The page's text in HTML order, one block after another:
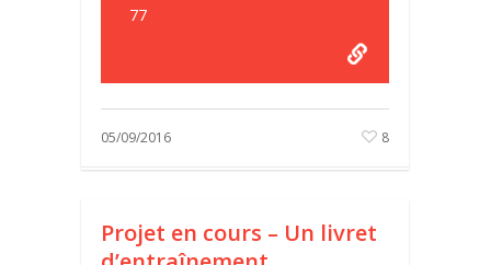
77
05/09/2016 8
Projet en cours – Un livret